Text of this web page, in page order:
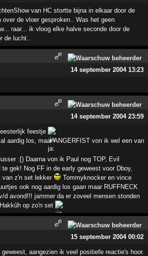
van HC stortte bijna in elkaar door de
de vloer gesproken.. Was het geen
raar... ik vloog elke halve seconde door de
de lucht..
14 september 2004 13:23
14 september 2004 23:59
feestje
aardig los, maar ANGERFIST von ik wel een van
:[) Daarna von ik Paul nog TOP, Evil
gek! Nog FF in de early geweest voor Dboy,
van z'n set lekker
Tommyknocker en vince
ook nog aardig los gaan maar RUFFNECK
d avond!!! jammer da er zoveel mensen stonden
op zo'n set
15 september 2004 00:02
aangezien ik veel positiefe reactie's hoor.